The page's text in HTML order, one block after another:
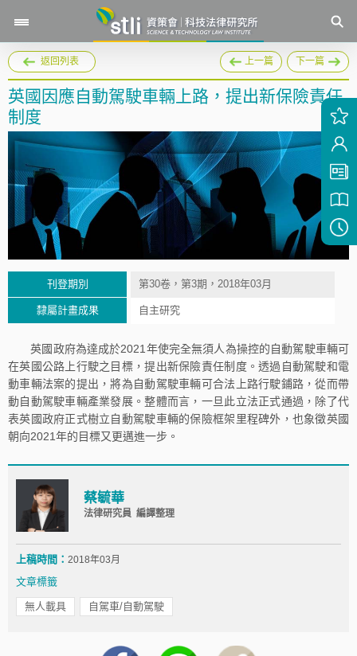
返回列表 上一篇 下一篇
英國因應自動駕駛車輛上路，提出新保險責任
制度
刊登期別 第30卷，第3期，2018年03月
隸屬計畫成果 自主研究
英國政府為達成於2021年使完全無須人為操控的自動駕駛車輛可
在英國公路上行駛之目標，提出新保險責任制度。透過自動駕駛和電
動車輛法案的提出，將為自動駕駛車輛可合法上路行駛鋪路，從而帶
動自動駕駛車輛產業發展。整體而言，一旦此立法正式通過，除了代
表英國政府正式樹立自動駕駛車輛的保險框架里程碑外，也象徵英國
朝向2021年的目標又更邁進一步。
蔡毓華
法律研究員 編譯整理
上稿時間： 2018年03月
文章標籤
無人載具 自駕車/自動駕駛